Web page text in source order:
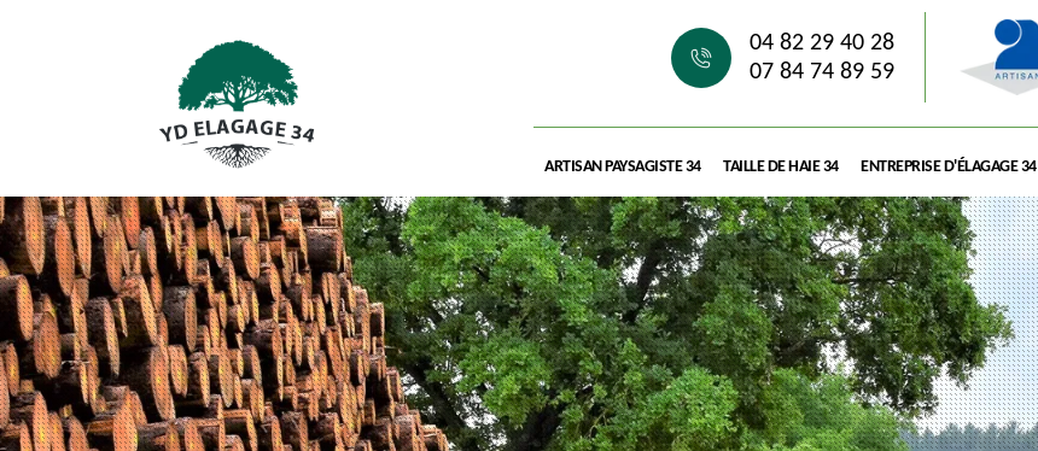
04 82 29 40 28
07 84 74 89 59
ARTISAN PAYSAGISTE 34 TAILLE DE HAIE 34 ENTREPRISE D'ÉLAGAGE 34